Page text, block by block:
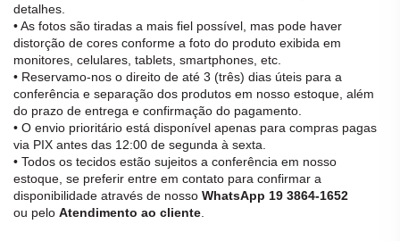
detalhes.
• As fotos são tiradas a mais fiel possível, mas pode haver
distorção de cores conforme a foto do produto exibida em
monitores, celulares, tablets, smartphones, etc.
• Reservamo-nos o direito de até 3 (três) dias úteis para a
conferência e separação dos produtos em nosso estoque, além
do prazo de entrega e confirmação do pagamento.
• O envio prioritário está disponível apenas para compras pagas
via PIX antes das 12:00 de segunda à sexta.
• Todos os tecidos estão sujeitos a conferência em nosso
estoque, se preferir entre em contato para confirmar a
disponibilidade através de nosso WhatsApp 19 3864-1652
ou pelo Atendimento ao cliente